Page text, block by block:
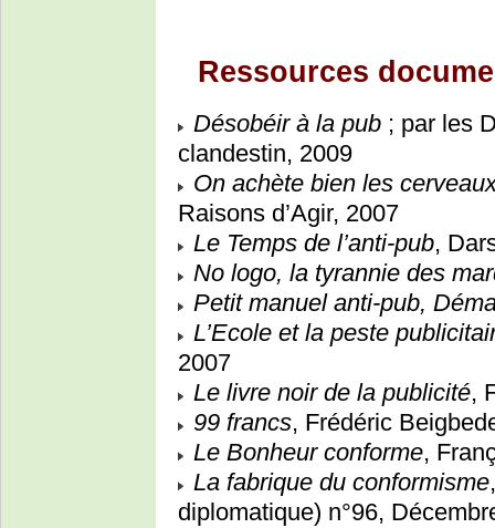
Ressources
Désobéir à la pub ; par les
clandestin, 2009
On achète bien les
Raisons d’Agir, 2007
Le Temps de l’anti-pub,
No logo, la tyrannie des
Petit manuel anti-pub,
L’Ecole et la peste
2007
Le livre noir de la publicité,
99 francs, Frédéric
Le Bonheur conforme,
La fabrique du conformisme
diplomatique) n°96,